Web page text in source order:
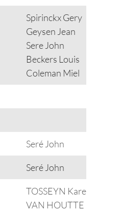
Spirinckx Gery
Geysen Jean
Sere John
Beckers Louis
Coleman Miel
Seré John
Seré John
TOSSEYN Karel
VAN HOUTTE Paul